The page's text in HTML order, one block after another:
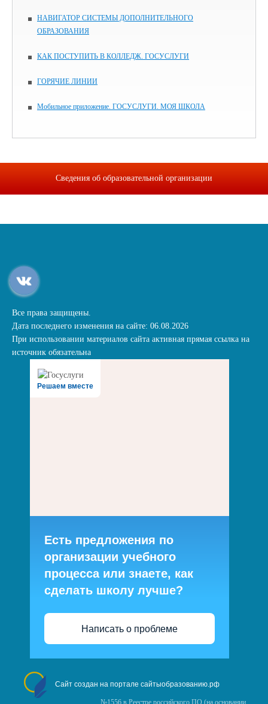
НАВИГАТОР СИСТЕМЫ ДОПОЛНИТЕЛЬНОГО
ОБРАЗОВАНИЯ
КАК ПОСТУПИТЬ В КОЛЛЕДЖ. ГОСУСЛУГИ
ГОРЯЧИЕ ЛИНИИ
Мобильное приложение. ГОСУСЛУГИ. МОЯ ШКОЛА
Сведения об образовательной организации
Все права защищены.
Дата последнего изменения на сайте: 06.08.2026
При использовании материалов сайта активная прямая ссылка на
источник обязательна
Решаем вместе
Есть предложения по
организации учебного
процесса или знаете, как
сделать школу лучше?
Написать о проблеме
Сайт создан на портале сайтыобразованию.рф
№1556 в Реестре российского ПО (на основании